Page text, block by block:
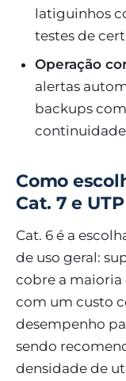
latiguinhos
testes de
Operação
alertas
backups
continuidade
Como
Cat. 7 e
Cat. 6 é a
de uso geral:
cobre a
com um custo
desempenho
sendo
densidade de